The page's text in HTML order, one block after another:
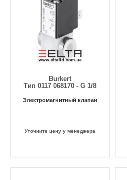
Burkert
Тип 0117 068170 - G 1/8
Электромагнитный клапан
Уточните цену у менеджера